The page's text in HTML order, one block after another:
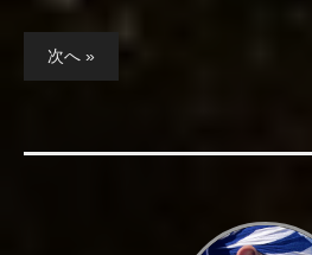
稿
ペ
次へ »